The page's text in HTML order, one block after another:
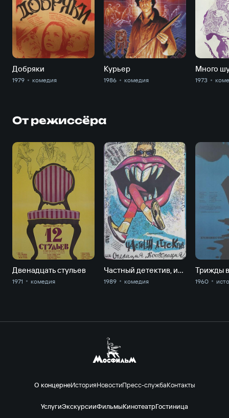
Добряки
1979 комедия
Курьер
1986 комедия
Много
1973
От режиссёра
Двенадцать стульев
1971 комедия
Частный детектив, или операция "Кооперация"
1989 комедия
Трижды
1960
О концернеИсторияНовостиПресс-службаКонтакты
УслугиЭкскурсииФильмыКинотеатрГостиница